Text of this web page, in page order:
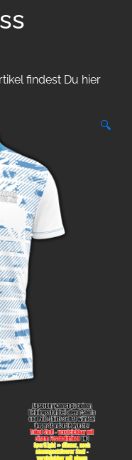
findest Du hier
🔍